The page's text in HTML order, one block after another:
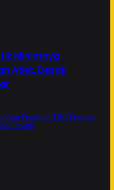
Minimnya
Atlet, Desak